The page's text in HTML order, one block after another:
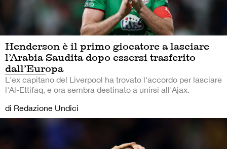
Henderson è il primo giocatore a lasciare
l’Arabia Saudita dopo essersi trasferito
dall’Europa
L'ex capitano del Liverpool ha trovato l'accordo per lasciare
l'Al-Ettifaq, e ora sembra destinato a unirsi all'Ajax.
di Redazione Undici